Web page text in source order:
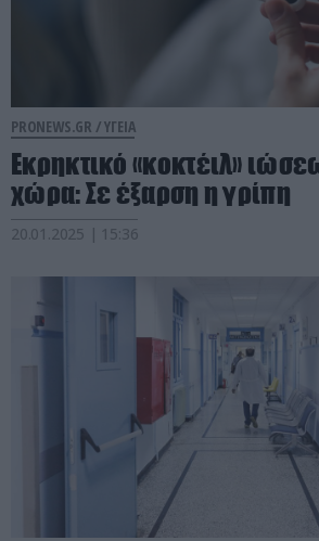
PRONEWS.GR /ΥΓΕΙΑ
Εκρηκτικό «κοκτέιλ»
χώρα: Σε έξαρση η γρίπη
20.01.2025 | 15:36